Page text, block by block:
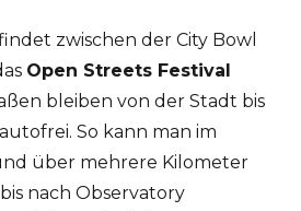
zwischen der City Bowl
Open Streets Festival
bleiben von der Stadt bis
So kann man im
über mehrere Kilometer
nach Observatory